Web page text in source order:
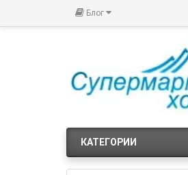
Блог
КАТЕГОРИИ